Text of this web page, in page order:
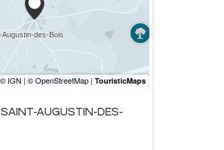
SAINT-AUGUSTIN-DES-